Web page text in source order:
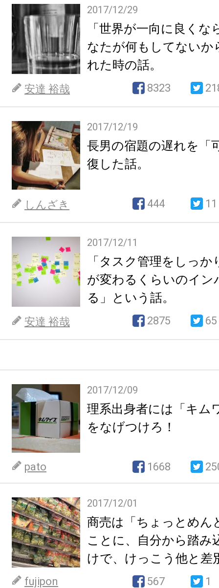
2017/12/29
「世界が一向に良く
なたが何もしてないか
れた時の話。
安達 裕哉 8323
2017/12/19
長男の宿題の遅れを「
復した話。
しんざき 444 11
2017/12/11
「タスク管理をしっ
が変わるくらいのイン
る」という話。
安達 裕哉 2875 65
2017/12/09
理系出身者には「キム
をなげつけろ！
pato 1668
2017/12/01
商売は「ちょっとめん
ことに、自分から踏み
けで、けっこう他と差
fujipon 567 1